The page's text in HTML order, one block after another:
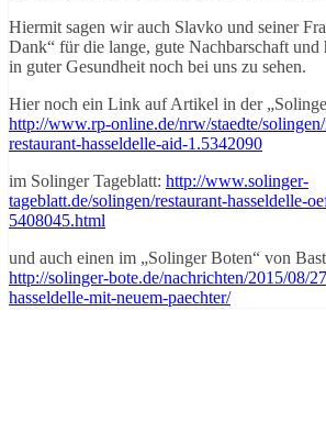
Hiermit sagen wir auch Slavko und seiner
Dank“ für die lange, gute Nachbarschaft
in guter Gesundheit noch bei uns zu sehen.
Hier noch ein Link auf Artikel in der
http://www.rp-online.de/nrw/staedte/
restaurant-hasseldelle-aid-1.5342090
im Solinger Tageblatt: http://www.solinger-
tageblatt.de/solingen/restaurant-hasseldelle-
5408045.html
und auch einen im „Solinger Boten“ von
http://solinger-bote.de/nachrichten/2015/08/
hasseldelle-mit-neuem-paechter/